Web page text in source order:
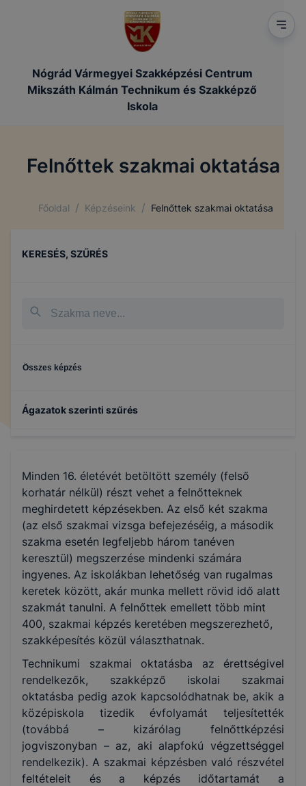
Nógrád Vármegyei Szakképzési Centrum
Mikszáth Kálmán Technikum és Szakképző
Iskola
Felnőttek szakmai oktatása
Főoldal / Képzéseink / Felnőttek szakmai oktatása
KERESÉS, SZŰRÉS
Összes képzés
Ágazatok szerinti szűrés
Kereskedelem
Közlekedés és szállítmányozás
Gazdálkodás és menedzsment
Minden 16. életévét betöltött személy (felső
korhatár nélkül) részt vehet a felnőtteknek
meghirdetett képzésekben. Az első két szakma
(az első szakmai vizsga befejezéséig, a második
szakma esetén legfeljebb három tanéven
keresztül) megszerzése mindenki számára
ingyenes. Az iskolákban lehetőség van rugalmas
keretek között, akár munka mellett rövid idő alatt
szakmát tanulni. A felnőttek emellett több mint
400, szakmai képzés keretében megszerezhető,
szakképesítés közül választhatnak.
Technikumi szakmai oktatásba az érettségivel
rendelkezők, szakképző iskolai szakmai
oktatásba pedig azok kapcsolódhatnak be, akik a
középiskola tizedik évfolyamát teljesítették
(továbbá – kizárólag felnőttképzési
jogviszonyban – az, aki alapfokú végzettséggel
rendelkezik). A szakmai képzésben való részvétel
feltételeit és a képzés időtartamát a